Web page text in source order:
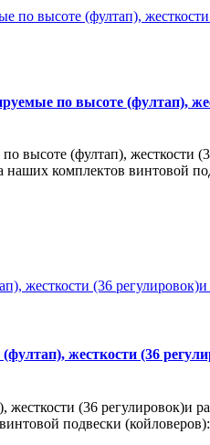
по высоте (фултап),
высоте (фултап), жесткости
наших комплектов винтовой
жесткости (36
(36 регулировок)и
подвески